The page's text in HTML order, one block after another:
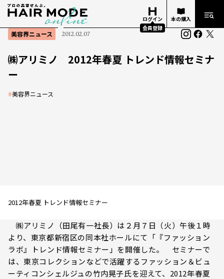
ログイン
会員登録
本の購入
美容界ニュース 2012.02.07
㈱アリミノ 2012年春夏 トレンド情報セミナ
ー
#美容界ニュース
2012年春夏 トレンド情報セミナー
㈱アリミノ（田尾有一社長）は２月７日（火）午後１時
より、東京都新宿区の同本社ホールにて「『ファッション
ラボ』トレンド情報セミナー」を開催した。 セミナーで
は、東京コレクションなどで活躍するファッション＆ビュ
ーティコンシェルジュの竹内晃子氏を迎えて、2012年春夏